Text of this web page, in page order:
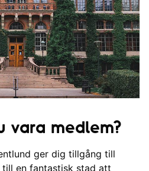
vara medlem?
ger dig tillgång till
en fantastisk stad att